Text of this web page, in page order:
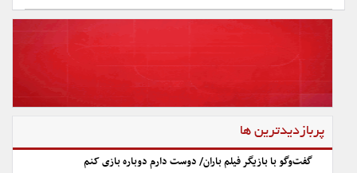
پربازدیدترین ها
گفت‌وگو با بازیگر فیلم باران/ دوست دارم دوباره بازی کنم